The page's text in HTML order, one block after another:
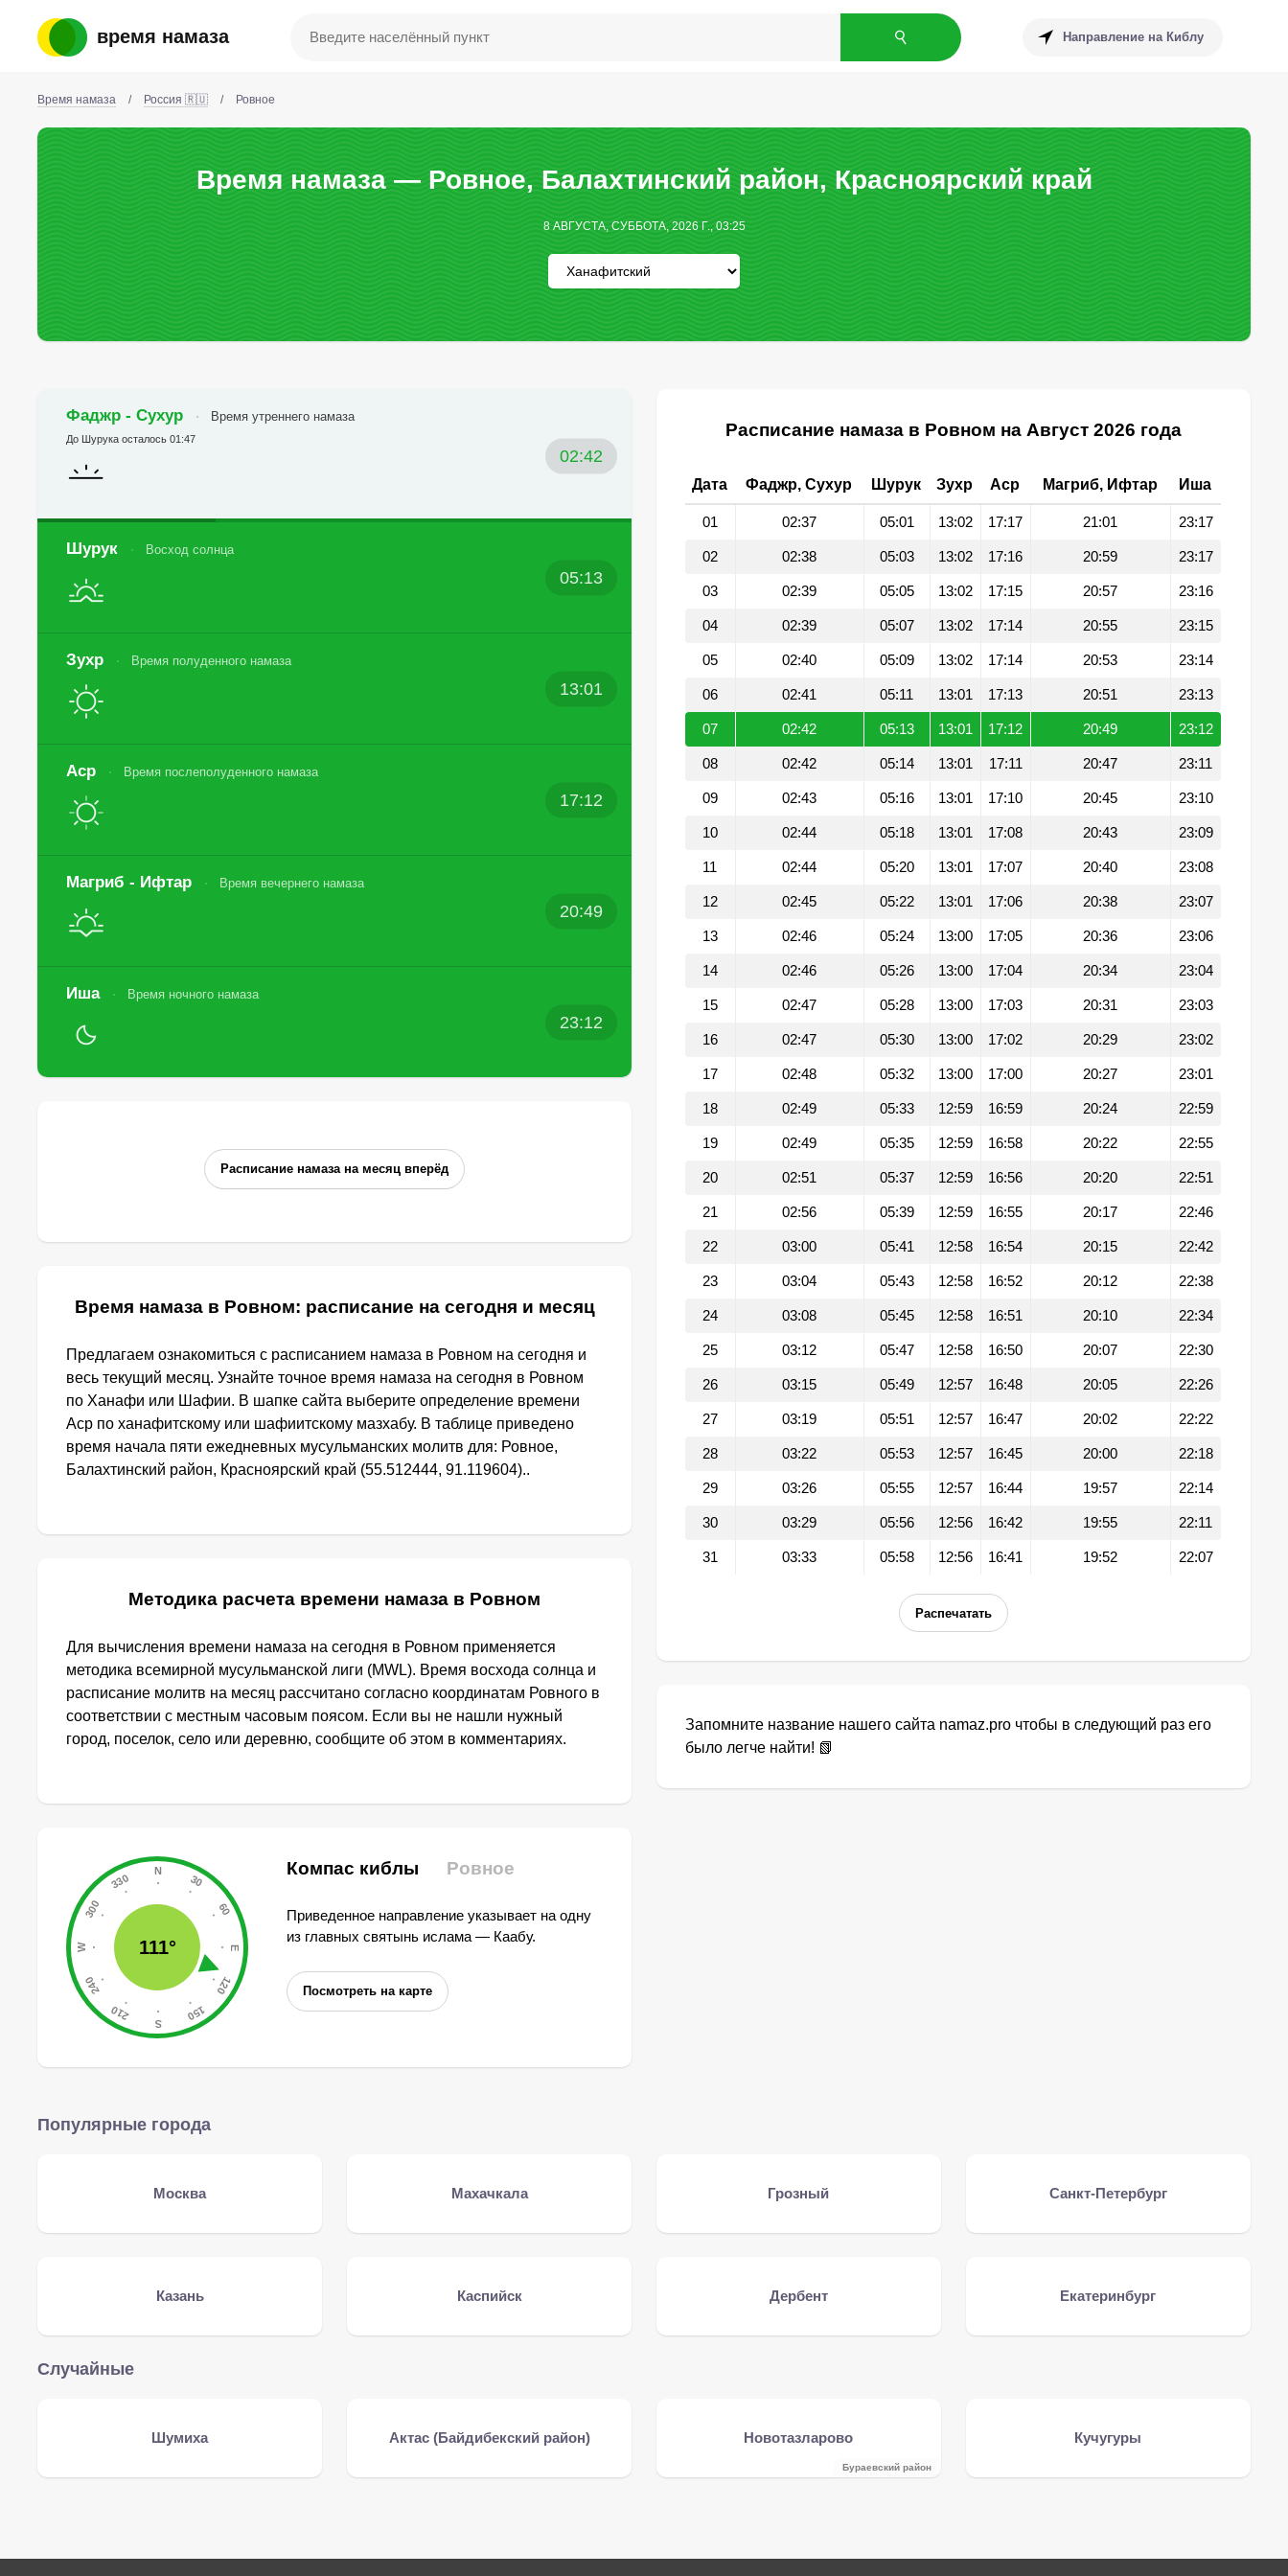
время намаза Направление на Киблу
Время намаза / Россия 🇷🇺 / Ровное
Время намаза — Ровное, Балахтинский район, Красноярский край
8 АВГУСТА, СУББОТА, 2026 Г., 03:25
Фаджр - Сухур Время утреннего намаза
02:42
До Шурука осталось 01:47
Шурук Восход солнца
05:13
Зухр Время полуденного намаза
13:01
Аср Время послеполуденного намаза
17:12
Магриб - Ифтар Время вечернего намаза
20:49
Иша Время ночного намаза
23:12
Расписание намаза на месяц вперёд
Время намаза в Ровном: расписание на сегодня и месяц
Предлагаем ознакомиться с расписанием намаза в Ровном на сегодня и
весь текущий месяц. Узнайте точное время намаза на сегодня в Ровном
по Ханафи или Шафии. В шапке сайта выберите определение времени
Аср по ханафитскому или шафиитскому мазхабу. В таблице приведено
время начала пяти ежедневных мусульманских молитв для: Ровное,
Балахтинский район, Красноярский край (55.512444, 91.119604)..
Методика расчета времени намаза в Ровном
Для вычисления времени намаза на сегодня в Ровном применяется
методика всемирной мусульманской лиги (MWL). Время восхода солнца и
расписание молитв на месяц рассчитано согласно координатам Ровного в
соответствии с местным часовым поясом. Если вы не нашли нужный
город, поселок, село или деревню, сообщите об этом в комментариях.
111°
Компас киблы Ровное
Приведенное направление указывает на одну
из главных святынь ислама — Каабу.
Посмотреть на карте
Расписание намаза в Ровном на Август 2026 года
Дата Фаджр, Сухур Шурук Зухр Аср Магриб, Ифтар Иша
01 02:37 05:01 13:02 17:17 21:01 23:17
02 02:38 05:03 13:02 17:16 20:59 23:17
03 02:39 05:05 13:02 17:15 20:57 23:16
04 02:39 05:07 13:02 17:14 20:55 23:15
05 02:40 05:09 13:02 17:14 20:53 23:14
06 02:41 05:11 13:01 17:13 20:51 23:13
07 02:42 05:13 13:01 17:12 20:49 23:12
08 02:42 05:14 13:01 17:11 20:47 23:11
09 02:43 05:16 13:01 17:10 20:45 23:10
10 02:44 05:18 13:01 17:08 20:43 23:09
11 02:44 05:20 13:01 17:07 20:40 23:08
12 02:45 05:22 13:01 17:06 20:38 23:07
13 02:46 05:24 13:00 17:05 20:36 23:06
14 02:46 05:26 13:00 17:04 20:34 23:04
15 02:47 05:28 13:00 17:03 20:31 23:03
16 02:47 05:30 13:00 17:02 20:29 23:02
17 02:48 05:32 13:00 17:00 20:27 23:01
18 02:49 05:33 12:59 16:59 20:24 22:59
19 02:49 05:35 12:59 16:58 20:22 22:55
20 02:51 05:37 12:59 16:56 20:20 22:51
21 02:56 05:39 12:59 16:55 20:17 22:46
22 03:00 05:41 12:58 16:54 20:15 22:42
23 03:04 05:43 12:58 16:52 20:12 22:38
24 03:08 05:45 12:58 16:51 20:10 22:34
25 03:12 05:47 12:58 16:50 20:07 22:30
26 03:15 05:49 12:57 16:48 20:05 22:26
27 03:19 05:51 12:57 16:47 20:02 22:22
28 03:22 05:53 12:57 16:45 20:00 22:18
29 03:26 05:55 12:57 16:44 19:57 22:14
30 03:29 05:56 12:56 16:42 19:55 22:11
31 03:33 05:58 12:56 16:41 19:52 22:07
Распечатать
Запомните название нашего сайта namaz.pro чтобы в следующий раз его
было легче найти! 📗
Популярные города
Москва Махачкала Грозный Санкт-Петербург
Казань Каспийск Дербент Екатеринбург
Случайные
Шумиха Актас (Байдибекский район) Новотазларово
Бураевский район
Кучугуры